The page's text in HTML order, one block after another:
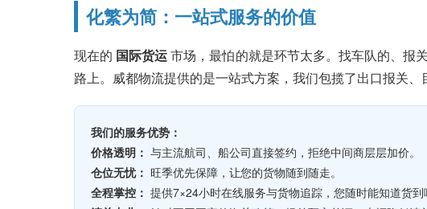
化繁为简：一站式服务的价值
现在的 国际货运市场，最怕的就是环节太多。找车队的、报
路上。威都物流提供的是一站式方案，我们包揽了出口报关、
我们的服务优势：
价格透明： 与主流航司、船公司直接签约，拒绝中间商层层加价。
仓位无忧： 旺季优先保障，让您的货物随到随走。
全程掌控： 提供7×24小时在线服务与货物追踪，您随时能知道货到